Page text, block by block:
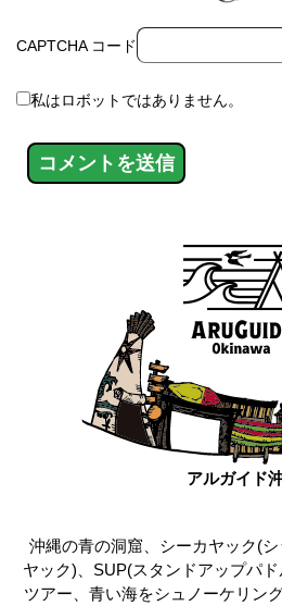
CAPTCHA コード
私はロボットではありません。
アルガイド
沖縄の青の洞窟、シーカヤック(
ヤック)、SUP(スタンドアップパ
ツアー、青い海をシュノーケリン